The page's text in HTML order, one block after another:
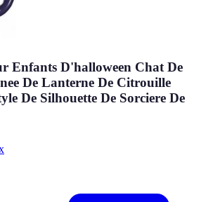
Enfants D'halloween Chat De
De Lanterne De Citrouille
De Silhouette De Sorciere De